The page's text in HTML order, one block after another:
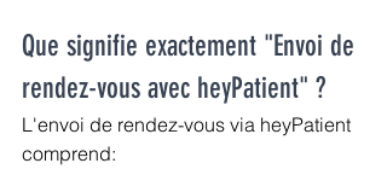
Que signifie exactement "Envoi de
rendez-vous avec heyPatient" ?
L'envoi de rendez-vous via heyPatient
comprend: